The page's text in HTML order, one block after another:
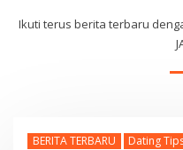
Ikuti terus berita terbaru
BERITA TERBARU Dating